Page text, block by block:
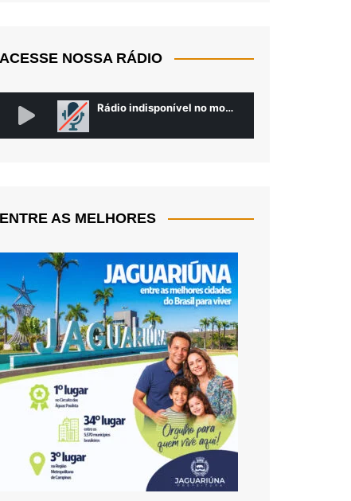
ACESSE NOSSA RÁDIO
ENTRE AS MELHORES